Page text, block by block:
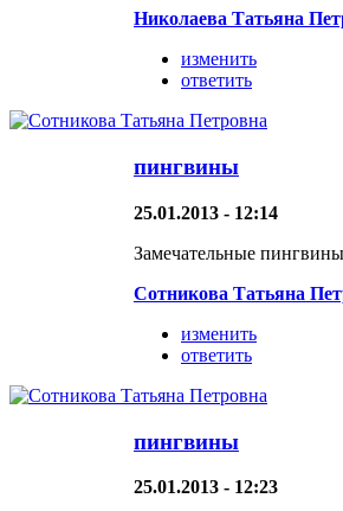
Николаева Татьяна
изменить
ответить
пингвины
25.01.2013 - 12:14
Замечательные
Сотникова Татьяна
изменить
ответить
пингвины
25.01.2013 - 12:23